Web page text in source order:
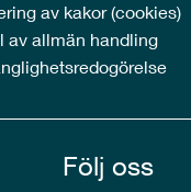
av kakor (cookies)
av allmän handling
Följ oss